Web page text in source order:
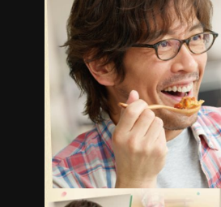
预告 剧照 推荐影片